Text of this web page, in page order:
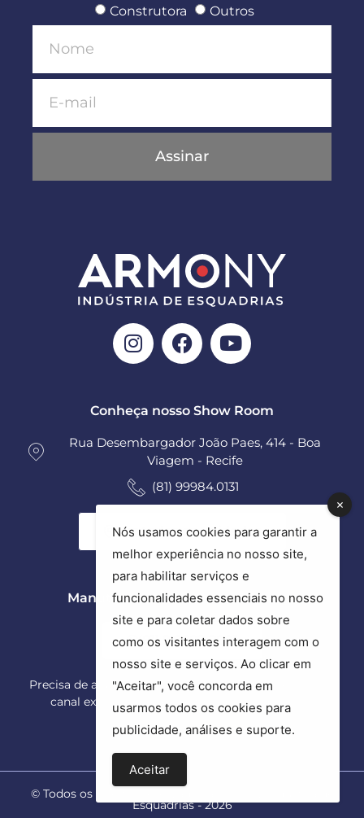
Construtora
Outros
Assinar
Conheça nosso Show Room
Rua Desembargador João Paes, 414 - Boa
Viagem - Recife
(81) 99984.0131
Ver todas as unidades
Manutenção e Assistência Técnica
(81) 9 9289.2801
Precisa de ajuda com suas esquadrias? Esse é o nosso
canal exclusivo para esse tipo de atendimento.
© Todos os direitos reservados a Armony Indústria de
Esquadrias - 2026
Nós usamos cookies para garantir a
melhor experiência no nosso site,
para habilitar serviços e
funcionalidades essenciais no nosso
site e para coletar dados sobre
como os visitantes interagem com o
nosso site e serviços. Ao clicar em
"Aceitar", você concorda em
usarmos todos os cookies para
publicidade, análises e suporte.
Aceitar